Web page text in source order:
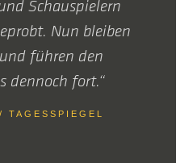
Schauspielern
Nun bleiben
führen den
dennoch fort.“
TAGESSPIEGEL